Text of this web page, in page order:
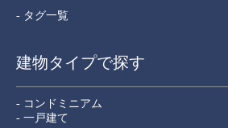
- タグ一覧
建物タイプで探す
- コンドミニアム
- 一戸建て